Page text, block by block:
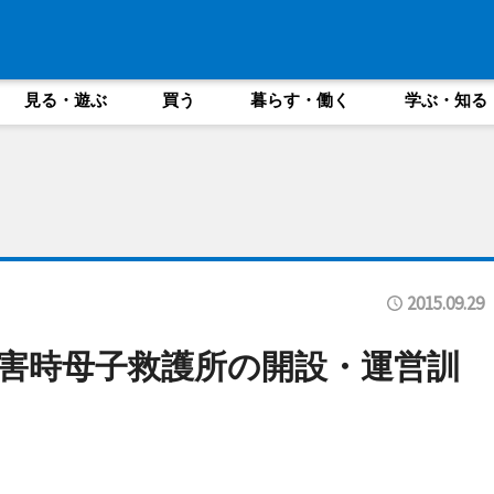
見る・遊ぶ 買う 暮らす・働く 学ぶ・知る
2015.09.29
時母子救護所の開設・運営訓